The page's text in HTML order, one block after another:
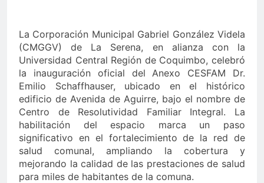
La Corporación Municipal Gabriel González Videla
(CMGGV) de La Serena, en alianza con la
Universidad Central Región de Coquimbo, celebró
la inauguración oficial del Anexo CESFAM Dr.
Emilio Schaffhauser, ubicado en el histórico
edificio de Avenida de Aguirre, bajo el nombre de
Centro de Resolutividad Familiar Integral. La
habilitación del espacio marca un paso
significativo en el fortalecimiento de la red de
salud comunal, ampliando la cobertura y
mejorando la calidad de las prestaciones de salud
para miles de habitantes de la comuna.